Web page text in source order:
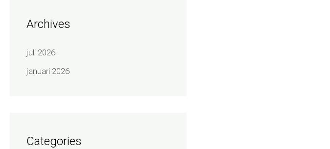
Archives
juli 2026
januari 2026
Categories